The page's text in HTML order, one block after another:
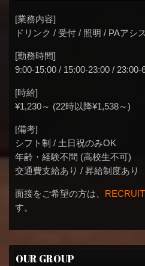
[業務内容]
ドリンク / 受付 / 照明 / PAアシ
[勤務時間]
9:00-15:00 / 15:00-23:00 / 23:00-
[時給]
¥1,230～ (22時以降¥1,538～)
[備考]
シフト制 / 土日祝のみOK
年齢・経験不問 (高校生不可)
交通費支給あり / 昇給制度あり
面接をご希望の方は、
す。
OUR GROUP